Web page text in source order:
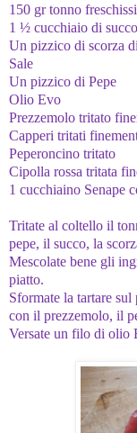
150 gr tonno
1 ½ cucchiaio di
Un pizzico di scorza
Sale
Un pizzico di Pepe
Olio Evo
Prezzemolo tritato
Capperi tritati
Peperoncino tritato
Cipolla rossa tritata
1 cucchiaino Senape
Tritate al coltello il
pepe, il succo, la
Mescolate bene gli
piatto.
Sformate la tartare
con il prezzemolo, il
Versate un filo di olio